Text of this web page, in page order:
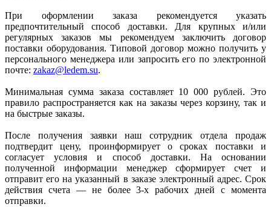
При оформлении заказа рекомендуется указать
предпочтительный способ доставки. Для крупных и/или
регулярных заказов мы рекомендуем заключить договор
поставки оборудования. Типовой договор можно получить у
персонального менеджера или запросить его по электронной
почте: zakaz@ledem.su.
Минимальная сумма заказа составляет 10 000 рублей. Это
правило распространяется как на заказы через корзину, так и
на быстрые заказы.
После получения заявки наш сотрудник отдела продаж
подтвердит цену, проинформирует о сроках поставки и
согласует условия и способ доставки. На основании
полученной информации менеджер сформирует счет и
отправит его на указанный в заказе электронный адрес. Срок
действия счета — не более 3-х рабочих дней с момента
отправки.